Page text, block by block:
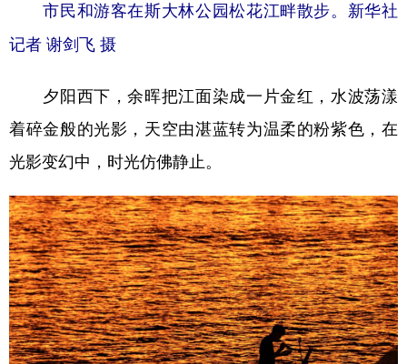
市民和游客在斯大林公园松花江畔散步。新华社
记者 谢剑飞 摄
夕阳西下，余晖把江面染成一片金红，水波荡漾
着碎金般的光影，天空由湛蓝转为温柔的粉紫色，在
光影变幻中，时光仿佛静止。